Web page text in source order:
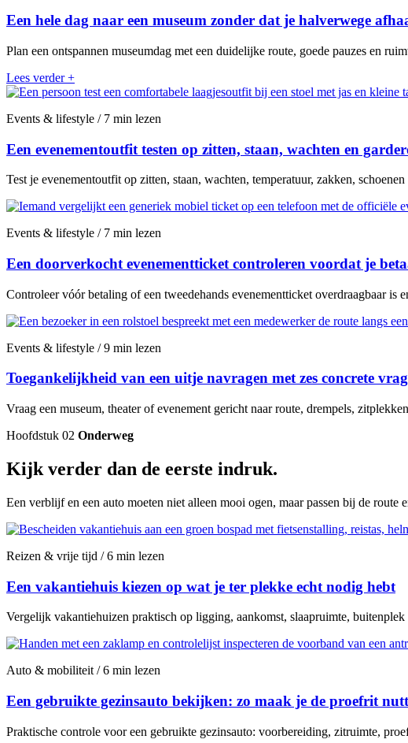
Een hele dag naar een museum zonder dat je halverwege
Plan een ontspannen museumdag met een duidelijke route, goede pauzes en
Lees verder+
Events & lifestyle / 7 min lezen
Een evenementoutfit testen op zitten, staan, wachten en
Test je evenementoutfit op zitten, staan, wachten, temperatuur, zakken,
Events & lifestyle / 7 min lezen
Een doorverkocht evenementticket controleren voordat je
Controleer vóór betaling of een tweedehands evenementticket overdraagbaar
Events & lifestyle / 9 min lezen
Toegankelijkheid van een uitje navragen met zes concrete
Vraag een museum, theater of evenement gericht naar route, drempels,
Hoofdstuk 02 Onderweg
Kijk verder dan de eerste indruk.
Een verblijf en een auto moeten niet alleen mooi ogen, maar passen bij de route
Reizen & vrije tijd / 6 min lezen
Een vakantiehuis kiezen op wat je ter plekke echt nodig hebt
Vergelijk vakantiehuizen praktisch op ligging, aankomst, slaapruimte,
Auto & mobiliteit / 6 min lezen
Een gebruikte gezinsauto bekijken: zo maak je de proefrit
Praktische controle voor een gebruikte gezinsauto: voorbereiding, zitruimte,